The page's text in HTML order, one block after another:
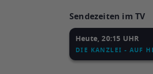
Sendezeiten im TV
Heute, 20:15 UHR
DIE KANZLEI - AUF